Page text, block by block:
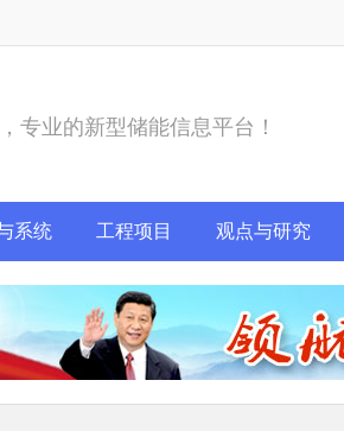
专业的新型储能信息平台！
系统 工程项目 观点与研究